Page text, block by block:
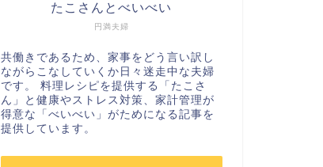
円満夫婦
たこさんとべいべい
共働きであるため、家事をどう言い訳し
ながらこなしていくか日々迷走中な夫婦
です。 料理レシピを提供する「たこさ
ん」と健康やストレス対策、家計管理が
得意な「べいべい」がためになる記事を
提供しています。